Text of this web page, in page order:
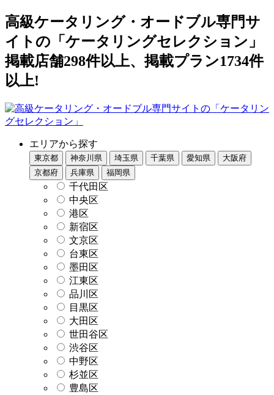
高級ケータリング・オードブル専門サ
イトの「ケータリングセレクション」
掲載店舗298件以上、掲載プラン1734件
以上!
エリアから探す
東京都 神奈川県 埼玉県 千葉県 愛知県
大阪府
京都府
兵庫県 福岡県
千代田区
中央区
港区
新宿区
文京区
台東区
墨田区
江東区
品川区
目黒区
大田区
世田谷区
渋谷区
中野区
杉並区
豊島区